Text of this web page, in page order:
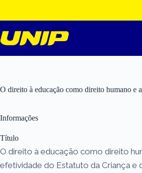
o
conteúdo
O direito à educação como direito humano e
Informações
Título
O direito à educação como direito
efetividade do Estatuto da Criança e